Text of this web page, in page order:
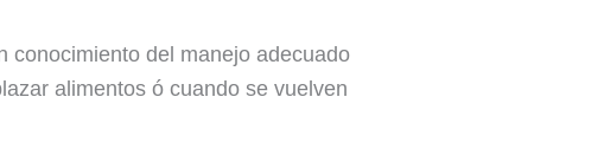
conocimiento del manejo adecuado
alimentos ó cuando se vuelven